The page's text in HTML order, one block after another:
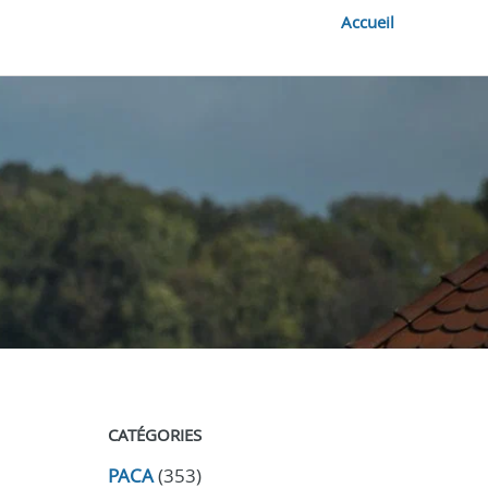
Accueil
CATÉGORIES
PACA(353)